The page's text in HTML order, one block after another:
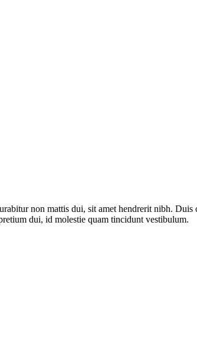
non mattis dui, sit amet hendrerit nibh.
dui, id molestie quam tincidunt vestibulum.